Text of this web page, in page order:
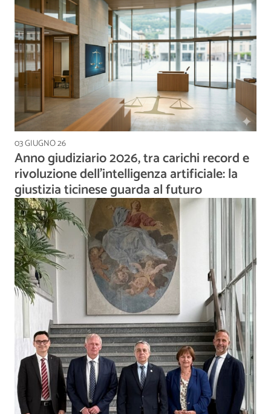
03 GIUGNO 26
Anno giudiziario 2026, tra carichi record e
rivoluzione dell’intelligenza artificiale: la
giustizia ticinese guarda al futuro